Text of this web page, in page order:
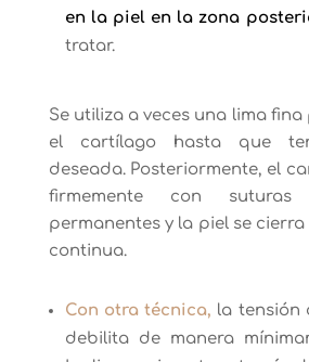
en la piel en la zona
tratar.
Se utiliza a veces una lima
el cartílago hasta que
deseada. Posteriormente, el
firmemente con suturas
permanentes y la piel se
continua.
Con otra técnica, la tensión
debilita de manera